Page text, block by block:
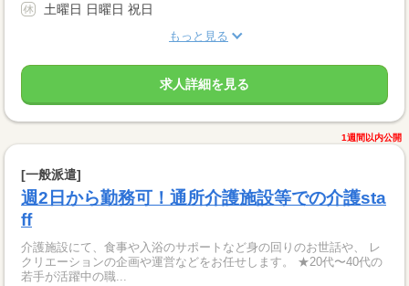
土曜日 日曜日 祝日
もっと見る
求人詳細を見る
1週間以内公開
[一般派遣]
週2日から勤務可！通所介護施設等での介護sta
ff
介護施設にて、食事や入浴のサポートなど身の回りのお世話や、 レ
クリエーションの企画や運営などをお任せします。 ★20代〜40代の
若手が活躍中の職...